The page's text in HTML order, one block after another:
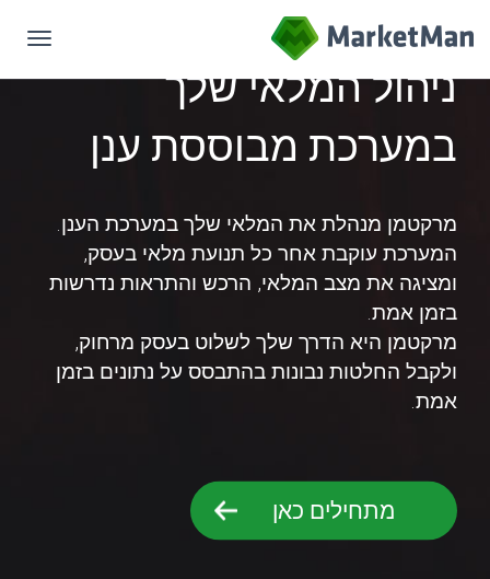
ניהול המלאי שלך
במערכת מבוססת ענן
מרקטמן מנהלת את המלאי שלך במערכת הענן.
המערכת עוקבת אחר כל תנועת מלאי בעסק,
ומציגה את מצב המלאי, הרכש והתראות נדרשות
בזמן אמת.
מרקטמן היא הדרך שלך לשלוט בעסק מרחוק,
ולקבל החלטות נבונות בהתבסס על נתונים בזמן
אמת.
מתחילים כאן